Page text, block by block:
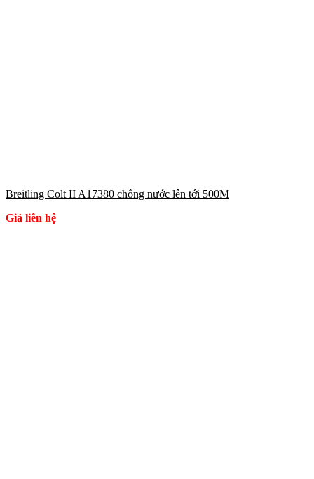
Breitling Colt II A17380 chống nước lên tới 500M
Giá liên hệ